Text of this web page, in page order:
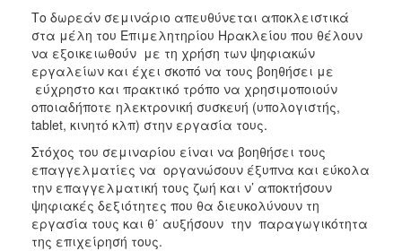
ΔΗΜΟΣ
ΠΟΛΙΤΙΣΜΟΣ
ΑΝΘΕΚΤΙΚΗ
ΠΟΛΗ
Το δωρεάν σεμινάριο απευθύνεται αποκλειστικά
στα μέλη του Επιμελητηρίου Ηρακλείου που θέλουν
να εξοικειωθούν με τη χρήση των ψηφιακών
εργαλείων και έχει σκοπό να τους βοηθήσει με
εύχρηστο και πρακτικό τρόπο να χρησιμοποιούν
οποιαδήποτε ηλεκτρονική συσκευή (υπολογιστής,
tablet, κινητό κλπ) στην εργασία τους.
Στόχος του σεμιναρίου είναι να βοηθήσει τους
επαγγελματίες να οργανώσουν έξυπνα και εύκολα
την επαγγελματική τους ζωή και ν’ αποκτήσουν
ψηφιακές δεξιότητες που θα διευκολύνουν τη
εργασία τους και θ΄ αυξήσουν την παραγωγικότητα
της επιχείρησή τους.